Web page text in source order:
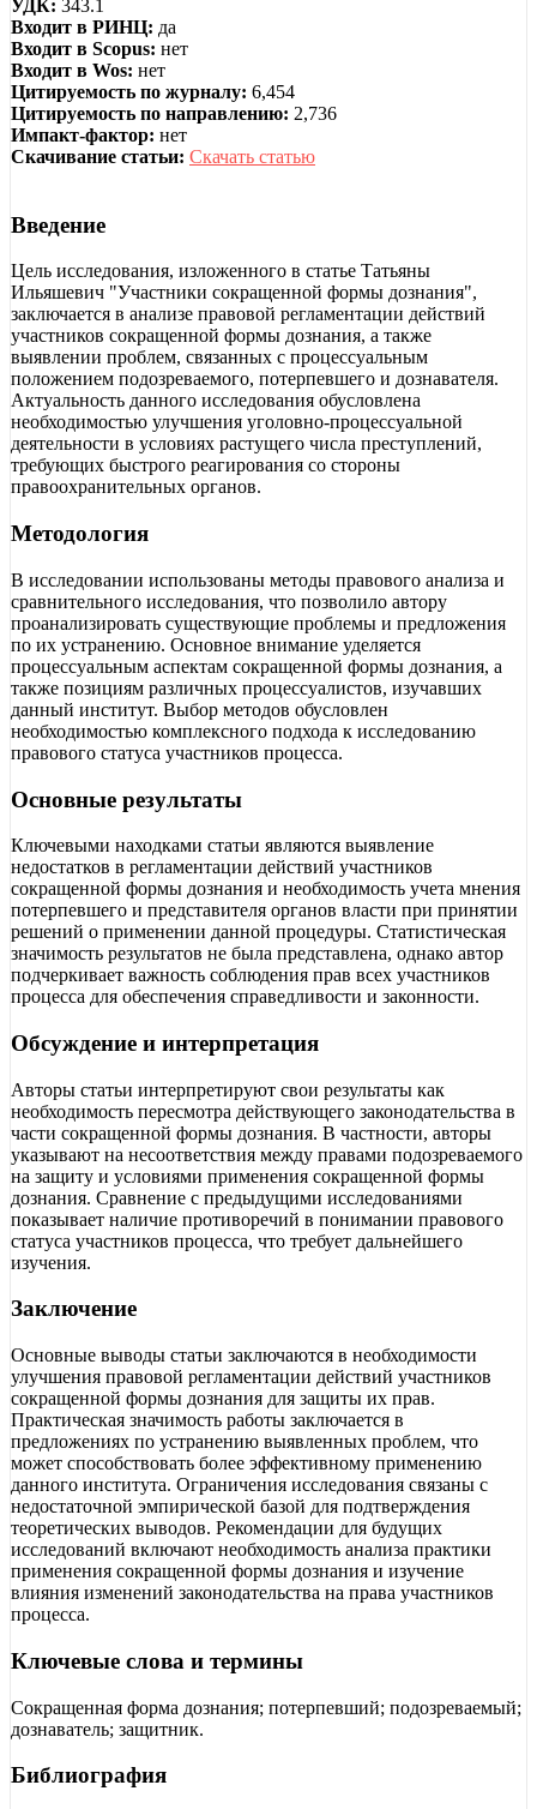
УДК: 343.1
Входит в РИНЦ: да
Входит в Scopus: нет
Входит в Wos: нет
Цитируемость по журналу: 6,454
Цитируемость по направлению: 2,736
Импакт-фактор: нет
Скачивание статьи: Скачать статью
Введение
Цель исследования, изложенного в статье Татьяны
Ильяшевич "Участники сокращенной формы дознания",
заключается в анализе правовой регламентации действий
участников сокращенной формы дознания, а также
выявлении проблем, связанных с процессуальным
положением подозреваемого, потерпевшего и дознавателя.
Актуальность данного исследования обусловлена
необходимостью улучшения уголовно-процессуальной
деятельности в условиях растущего числа преступлений,
требующих быстрого реагирования со стороны
правоохранительных органов.
Методология
В исследовании использованы методы правового анализа и
сравнительного исследования, что позволило автору
проанализировать существующие проблемы и предложения
по их устранению. Основное внимание уделяется
процессуальным аспектам сокращенной формы дознания, а
также позициям различных процессуалистов, изучавших
данный институт. Выбор методов обусловлен
необходимостью комплексного подхода к исследованию
правового статуса участников процесса.
Основные результаты
Ключевыми находками статьи являются выявление
недостатков в регламентации действий участников
сокращенной формы дознания и необходимость учета мнения
потерпевшего и представителя органов власти при принятии
решений о применении данной процедуры. Статистическая
значимость результатов не была представлена, однако автор
подчеркивает важность соблюдения прав всех участников
процесса для обеспечения справедливости и законности.
Обсуждение и интерпретация
Авторы статьи интерпретируют свои результаты как
необходимость пересмотра действующего законодательства в
части сокращенной формы дознания. В частности, авторы
указывают на несоответствия между правами подозреваемого
на защиту и условиями применения сокращенной формы
дознания. Сравнение с предыдущими исследованиями
показывает наличие противоречий в понимании правового
статуса участников процесса, что требует дальнейшего
изучения.
Заключение
Основные выводы статьи заключаются в необходимости
улучшения правовой регламентации действий участников
сокращенной формы дознания для защиты их прав.
Практическая значимость работы заключается в
предложениях по устранению выявленных проблем, что
может способствовать более эффективному применению
данного института. Ограничения исследования связаны с
недостаточной эмпирической базой для подтверждения
теоретических выводов. Рекомендации для будущих
исследований включают необходимость анализа практики
применения сокращенной формы дознания и изучение
влияния изменений законодательства на права участников
процесса.
Ключевые слова и термины
Сокращенная форма дознания; потерпевший; подозреваемый;
дознаватель; защитник.
Библиография